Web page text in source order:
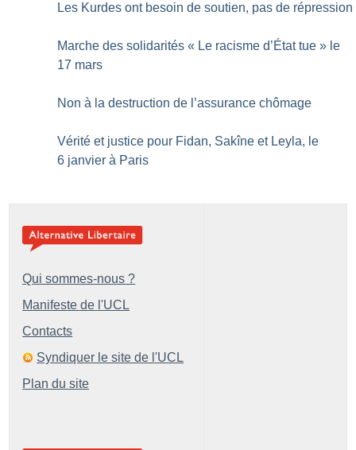
Les Kurdes ont besoin de soutien, pas de répression
Marche des solidarités « Le racisme d’État tue » le
17 mars
Non à la destruction de l’assurance chômage
Vérité et justice pour Fidan, Sakîne et Leyla, le
6 janvier à Paris
Qui sommes-nous ?
Manifeste de l'UCL
Contacts
Syndiquer le site de l'UCL
Plan du site